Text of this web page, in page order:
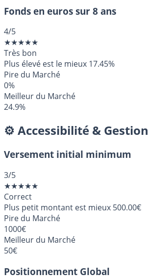
Fonds en euros sur 8 ans
4/5
★★★★★
Très bon
Plus élevé est le mieux 17.45%
Pire du Marché
0%
Meilleur du Marché
24.9%
⚙️ Accessibilité & Gestion
Versement initial minimum
3/5
★★★★★
Correct
Plus petit montant est mieux 500.00€
Pire du Marché
1000€
Meilleur du Marché
50€
Positionnement Global